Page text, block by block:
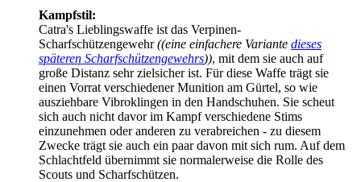
Kampfstil:
Catra's Lieblingswaffe ist das Verpinen-
Scharfschützengewehr((eine einfachere Variante dieses
späteren Scharfschützengewehrs)), mit dem sie auch auf
große Distanz sehr zielsicher ist. Für diese Waffe trägt sie
einen Vorrat verschiedener Munition am Gürtel, so wie
ausziehbare Vibroklingen in den Handschuhen. Sie scheut
sich auch nicht davor im Kampf verschiedene Stims
einzunehmen oder anderen zu verabreichen - zu diesem
Zwecke trägt sie auch ein paar davon mit sich rum. Auf dem
Schlachtfeld übernimmt sie normalerweise die Rolle des
Scouts und Scharfschützen.